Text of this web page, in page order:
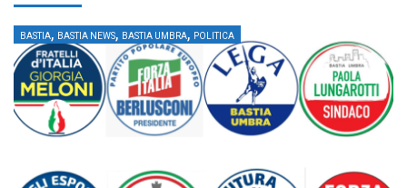
BASTIA, BASTIA NEWS, BASTIA UMBRA, POLITICA